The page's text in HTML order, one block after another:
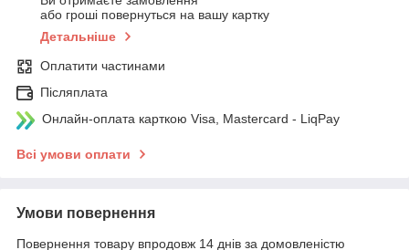
або гроші повернуться на вашу картку
Детальніше
Оплатити частинами
Післяплата
Онлайн-оплата карткою Visa, Mastercard - LiqPay
Всі умови оплати
Умови повернення
Повернення товару впродовж 14 днів за домовленістю